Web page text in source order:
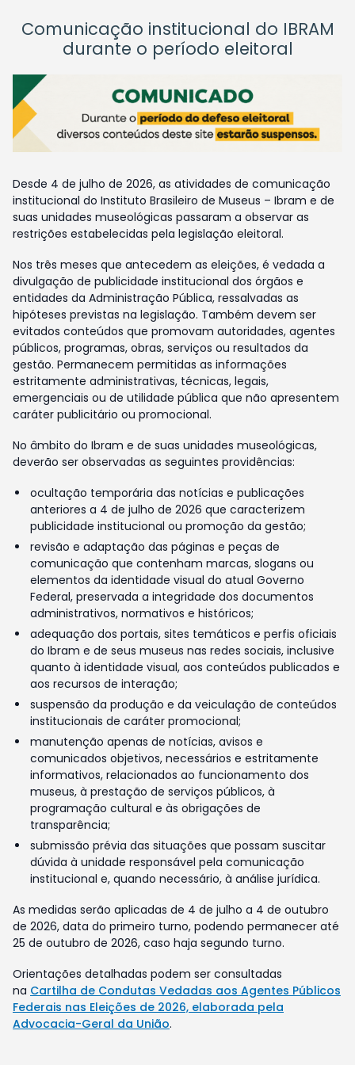
Comunicação institucional do IBRAM
durante o período eleitoral
Desde 4 de julho de 2026, as atividades de comunicação
institucional do Instituto Brasileiro de Museus – Ibram e de
suas unidades museológicas passaram a observar as
restrições estabelecidas pela legislação eleitoral.
Nos três meses que antecedem as eleições, é vedada a
divulgação de publicidade institucional dos órgãos e
entidades da Administração Pública, ressalvadas as
hipóteses previstas na legislação. Também devem ser
evitados conteúdos que promovam autoridades, agentes
públicos, programas, obras, serviços ou resultados da
gestão. Permanecem permitidas as informações
estritamente administrativas, técnicas, legais,
emergenciais ou de utilidade pública que não apresentem
caráter publicitário ou promocional.
No âmbito do Ibram e de suas unidades museológicas,
deverão ser observadas as seguintes providências:
ocultação temporária das notícias e publicações
anteriores a 4 de julho de 2026 que caracterizem
publicidade institucional ou promoção da gestão;
revisão e adaptação das páginas e peças de
comunicação que contenham marcas, slogans ou
elementos da identidade visual do atual Governo
Federal, preservada a integridade dos documentos
administrativos, normativos e históricos;
adequação dos portais, sites temáticos e perfis oficiais
do Ibram e de seus museus nas redes sociais, inclusive
quanto à identidade visual, aos conteúdos publicados e
aos recursos de interação;
suspensão da produção e da veiculação de conteúdos
institucionais de caráter promocional;
manutenção apenas de notícias, avisos e
comunicados objetivos, necessários e estritamente
informativos, relacionados ao funcionamento dos
museus, à prestação de serviços públicos, à
programação cultural e às obrigações de
transparência;
submissão prévia das situações que possam suscitar
dúvida à unidade responsável pela comunicação
institucional e, quando necessário, à análise jurídica.
As medidas serão aplicadas de 4 de julho a 4 de outubro
de 2026, data do primeiro turno, podendo permanecer até
25 de outubro de 2026, caso haja segundo turno.
Orientações detalhadas podem ser consultadas
na Cartilha de Condutas Vedadas aos Agentes Públicos
Federais nas Eleições de 2026, elaborada pela
Advocacia-Geral da União.